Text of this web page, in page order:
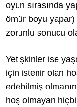
oyun sırasında
ömür boyu
zorunlu sonucu
Yetişkinler ise
için istenir olan
edebilmiş
hoş olmayan